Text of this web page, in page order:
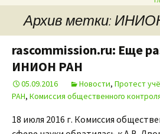
Архив метки:
rascommission.ru: Еще
ИНИОН РАН
05.09.2016 Новости, Протест
РАН, Комиссия общественного
18 июля 2016 г. Комиссия